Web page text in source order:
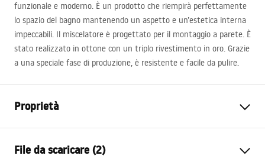
funzionale e moderno. È un prodotto che riempirà perfettamente
lo spazio del bagno mantenendo un aspetto e un’estetica interna
impeccabili. Il miscelatore è progettato per il montaggio a parete. È
stato realizzato in ottone con un triplo rivestimento in oro. Grazie
a una speciale fase di produzione, è resistente e facile da pulire.
Proprietà
Metodo di installazione
File da scaricare (2)